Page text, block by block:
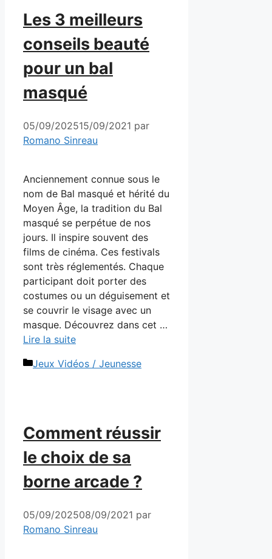
Les 3 meilleurs
conseils beauté
pour un bal
masqué
05/09/202515/09/2021 par
Romano Sinreau
Anciennement connue sous le
nom de Bal masqué et hérité du
Moyen Âge, la tradition du Bal
masqué se perpétue de nos
jours. Il inspire souvent des
films de cinéma. Ces festivals
sont très réglementés. Chaque
participant doit porter des
costumes ou un déguisement et
se couvrir le visage avec un
masque. Découvrez dans cet …
Lire la suite
Catégories
Jeux Vidéos / Jeunesse
Comment réussir
le choix de sa
borne arcade ?
05/09/202508/09/2021 par
Romano Sinreau